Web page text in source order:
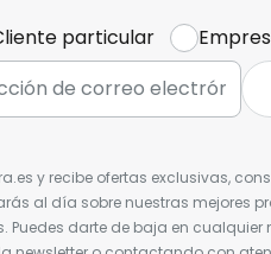
particular
y recibe ofertas exclusivas,
al día sobre nuestras mejores
Puedes darte de baja en